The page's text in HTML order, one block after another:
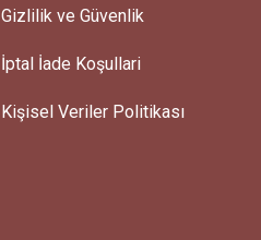
Gizlilik ve Güvenlik
İptal İade Koşullari
Kişisel Veriler Politikası